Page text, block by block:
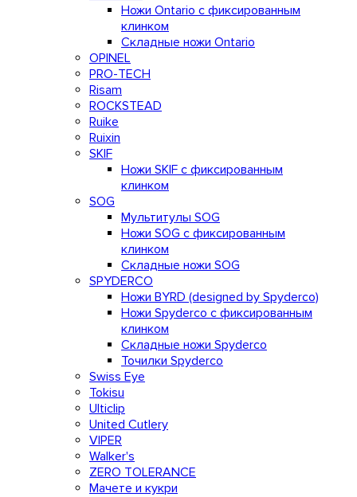
Ножи Ontario c фиксированным
клинком
Складные ножи Ontario
OPINEL
PRO-TECH
Risam
ROCKSTEAD
Ruike
Ruixin
SKIF
Ножи SKIF с фиксированным
клинком
SOG
Мультитулы SOG
Ножи SOG с фиксированным
клинком
Складные ножи SOG
SPYDERCO
Ножи BYRD (designed by Spyderco)
Ножи Spyderco c фиксированным
клинком
Складные ножи Spyderco
Точилки Spyderco
Swiss Eye
Tokisu
Ulticlip
United Cutlery
VIPER
Walker's
ZERO TOLERANCE
Мачете и кукри